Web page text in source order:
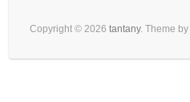
Copyright © 2026 tantany. Theme by